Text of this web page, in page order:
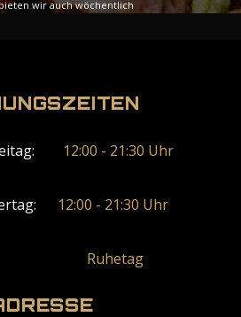
wir auch wöchentlich
Ansicht-Menü
12:00 - 21:30 Uhr
12:00 - 21:30 Uhr
Ruhetag